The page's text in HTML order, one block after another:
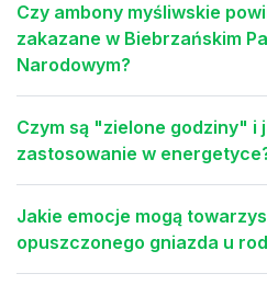
Czy ambony myśliwskie
zakazane w Biebrzańskim
Narodowym?
Czym są "zielone godziny" i
zastosowanie w
Jakie emocje mogą
opuszczonego gniazda u